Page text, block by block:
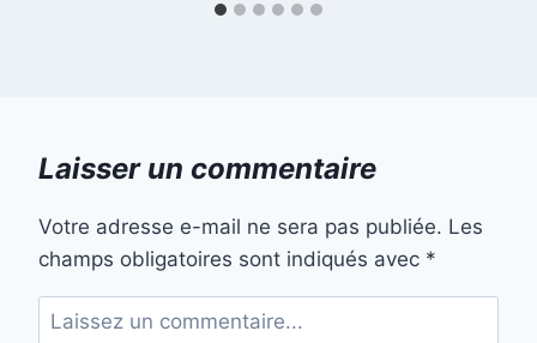
Laisser un commentaire
Votre adresse e-mail ne sera pas publiée. Les
champs obligatoires sont indiqués avec *